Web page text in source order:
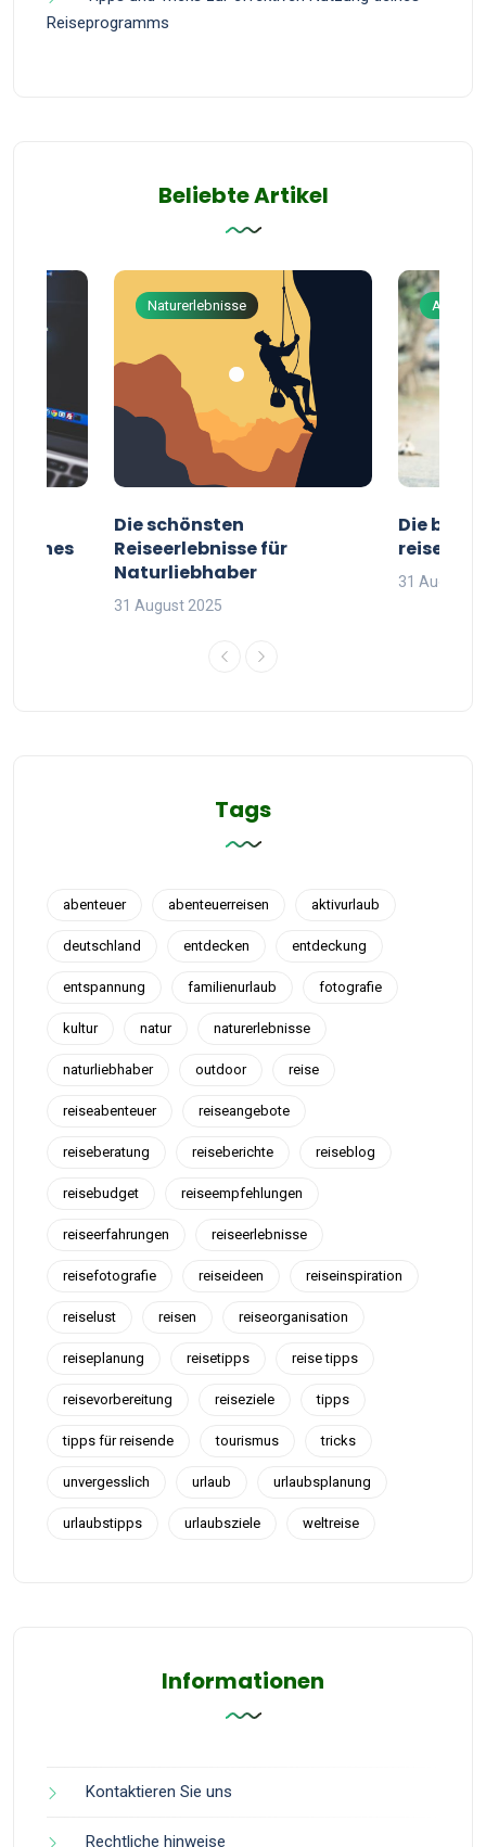
Reiseprogramms
Beliebte Artikel
deines
Naturerlebnisse
Die schönsten
Reiseerlebnisse für
Naturliebhaber
31 August 2025
Die
reisende
31 August
Tags
abenteuer abenteuerreisen aktivurlaub
deutschland entdecken entdeckung
entspannung familienurlaub fotografie
kultur natur naturerlebnisse
naturliebhaber outdoor reise
reiseabenteuer reiseangebote
reiseberatung reiseberichte reiseblog
reisebudget reiseempfehlungen
reiseerfahrungen reiseerlebnisse
reisefotografie reiseideen reiseinspiration
reiselust reisen reiseorganisation
reiseplanung reisetipps reise tipps
reisevorbereitung reiseziele tipps
tipps für reisende tourismus tricks
unvergesslich urlaub urlaubsplanung
urlaubstipps urlaubsziele weltreise
Informationen
Kontaktieren Sie uns
Rechtliche hinweise